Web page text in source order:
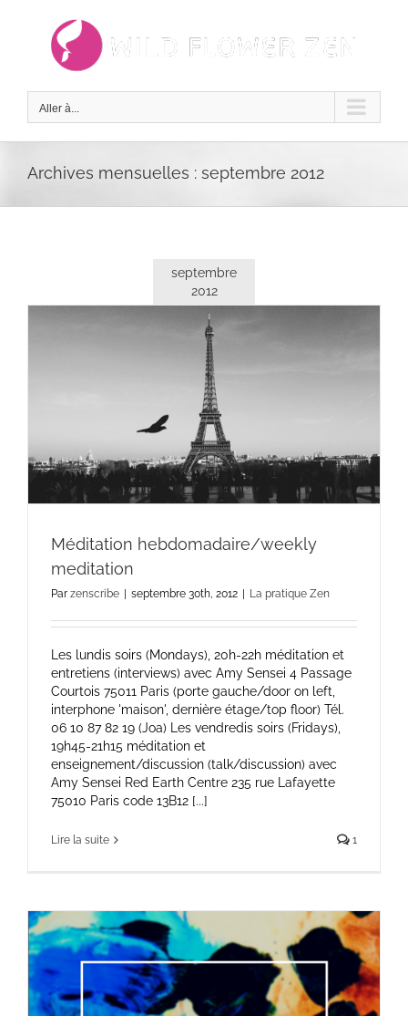
Aller à...
Archives mensuelles : septembre 2012
septembre
2012
Méditation hebdomadaire/weekly
meditation
Par zenscribe septembre 30th, 2012 La pratique Zen
Les lundis soirs (Mondays), 20h-22h méditation et
entretiens (interviews) avec Amy Sensei 4 Passage
Courtois 75011 Paris (porte gauche/door on left,
interphone 'maison', dernière étage/top floor) Tél.
06 10 87 82 19 (Joa) Les vendredis soirs (Fridays),
19h45-21h15 méditation et
enseignement/discussion (talk/discussion) avec
Amy Sensei Red Earth Centre 235 rue Lafayette
75010 Paris code 13B12 [...]
Lire la suite 1